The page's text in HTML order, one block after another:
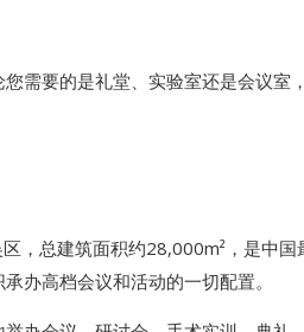
需要的是礼堂、实验室还是会议
区，总建筑面积约28,000m²，是
办高档会议和活动的一切配置。